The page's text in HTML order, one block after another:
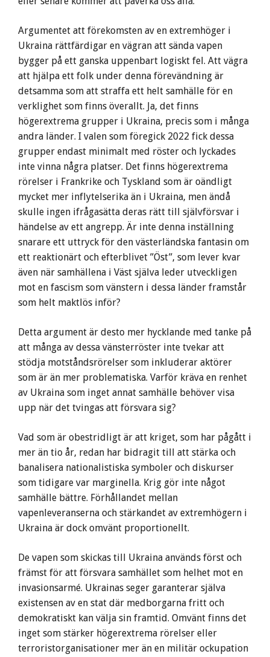
Argumentet att förekomsten av en extremhöger i
Ukraina rättfärdigar en vägran att sända vapen
bygger på ett ganska uppenbart logiskt fel. Att vägra
att hjälpa ett folk under denna förevändning är
detsamma som att straffa ett helt samhälle för en
verklighet som finns överallt. Ja, det finns
högerextrema grupper i Ukraina, precis som i många
andra länder. I valen som föregick 2022 fick dessa
grupper endast minimalt med röster och lyckades
inte vinna några platser. Det finns högerextrema
rörelser i Frankrike och Tyskland som är oändligt
mycket mer inflytelserika än i Ukraina, men ändå
skulle ingen ifrågasätta deras rätt till självförsvar i
händelse av ett angrepp. Är inte denna inställning
snarare ett uttryck för den västerländska fantasin om
ett reaktionärt och efterblivet ”Öst”, som lever kvar
även när samhällena i Väst själva leder utveckligen
mot en fascism som vänstern i dessa länder framstår
som helt maktlös inför?
Detta argument är desto mer hycklande med tanke på
att många av dessa vänsterröster inte tvekar att
stödja motståndsrörelser som inkluderar aktörer
som är än mer problematiska. Varför kräva en renhet
av Ukraina som inget annat samhälle behöver visa
upp när det tvingas att försvara sig?
Vad som är obestridligt är att kriget, som har pågått i
mer än tio år, redan har bidragit till att stärka och
banalisera nationalistiska symboler och diskurser
som tidigare var marginella. Krig gör inte något
samhälle bättre. Förhållandet mellan
vapenleveranserna och stärkandet av extremhögern i
Ukraina är dock omvänt proportionellt.
De vapen som skickas till Ukraina används först och
främst för att försvara samhället som helhet mot en
invasionsarmé. Ukrainas seger garanterar själva
existensen av en stat där medborgarna fritt och
demokratiskt kan välja sin framtid. Omvänt finns det
inget som stärker högerextrema rörelser eller
terroristorganisationer mer än en militär ockupation